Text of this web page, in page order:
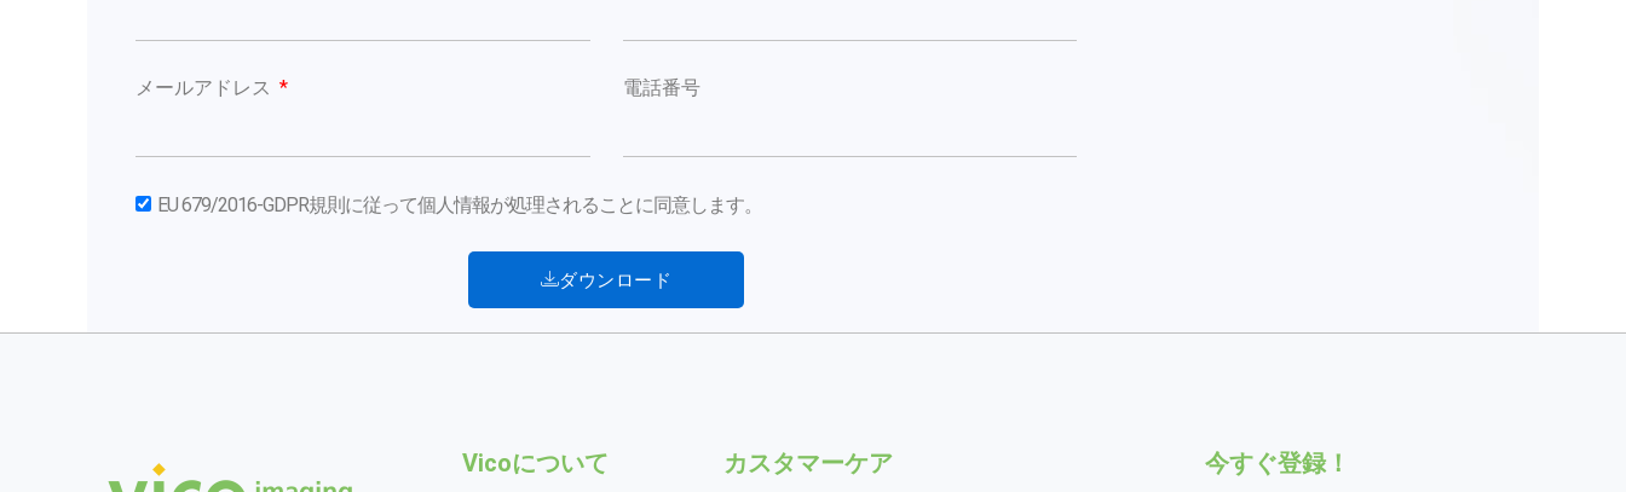
メールアドレス 電話番号
EU 679/2016-GDPR規則に従って個人情報が処理されることに同意します。
ダウンロード
Vicoについて カスタマーケア 今すぐ登録！